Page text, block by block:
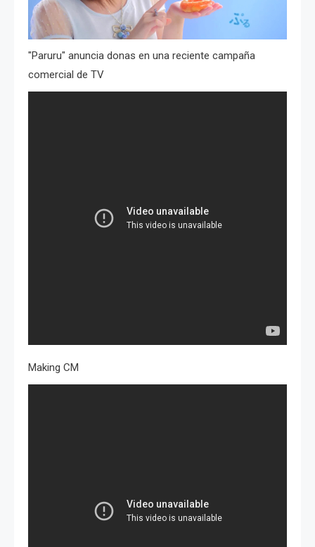
"Paruru" anuncia donas en una reciente campaña
comercial de TV
Making CM